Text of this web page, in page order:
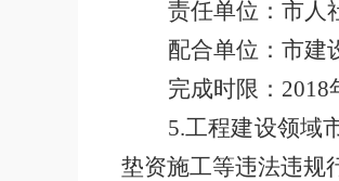
责任单位：市人
配合单位：市建
完成时限： 2018
5.工程建设领域
垫资施工等违法违规